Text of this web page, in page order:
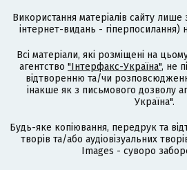
Використання матеріалів сайту
інтернет-видань - гіперпосилання)
Всі матеріали, які розміщені на
агентство "Інтерфакс-Україна", не
відтворенню та/чи
інакше як з письмового дозволу
Україна".
Будь-яке копіювання, передрук та
творів та/або аудіовізуальних
Images - суворо